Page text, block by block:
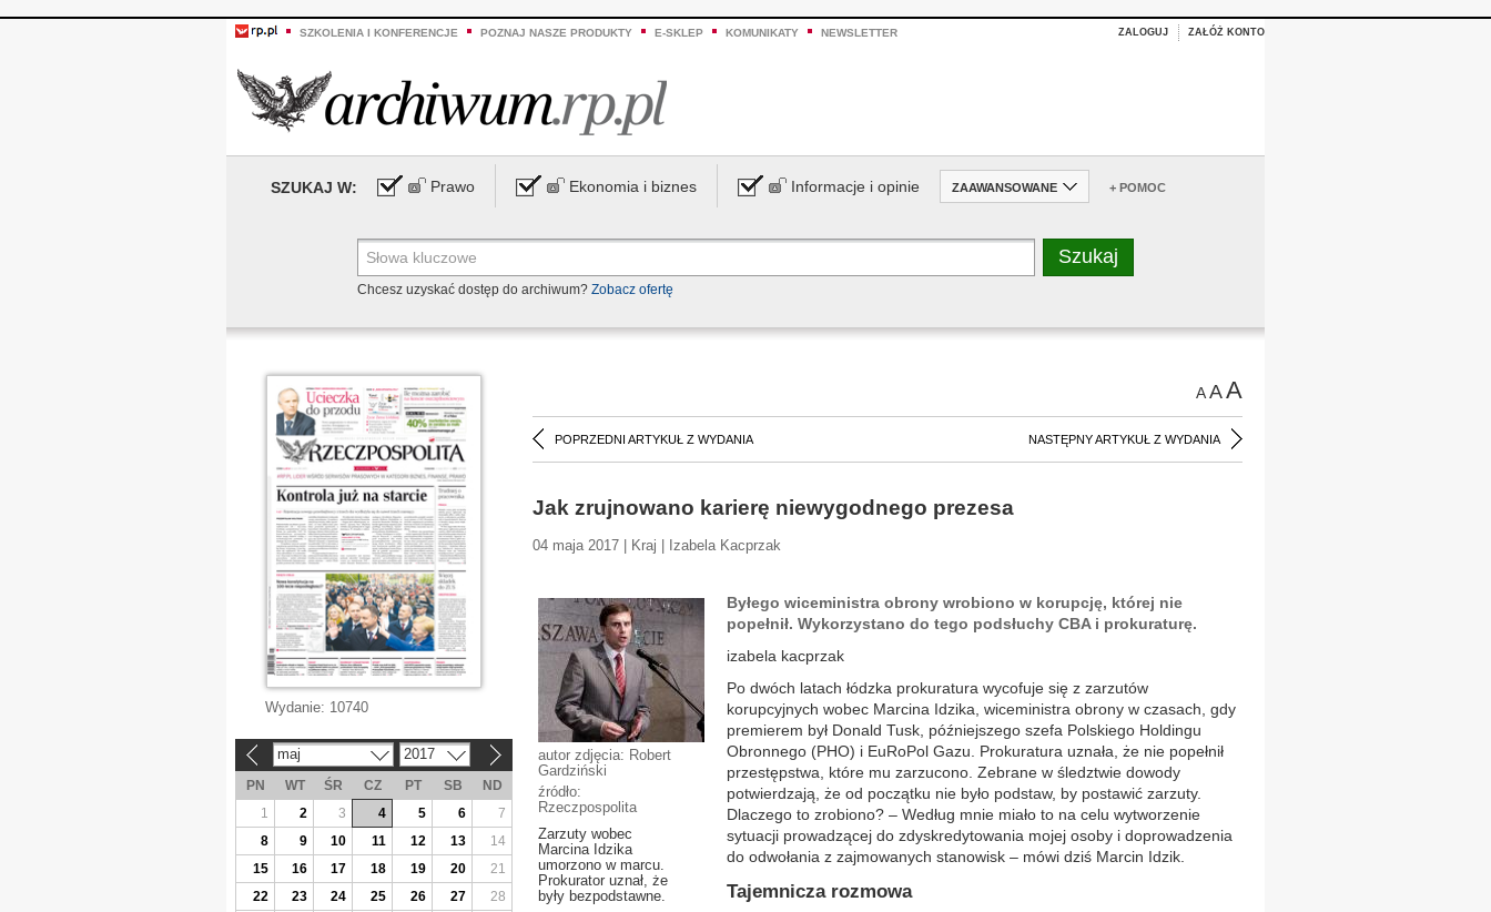
SZKOLENIA I KONFERENCJE POZNAJ NASZE PRODUKTY E-SKLEP KOMUNIKATY NEWSLETTER ZALOGUJ ZAŁÓŻ KONTO
SZUKAJ W: Prawo Ekonomia i biznes Informacje i opinie ZAAWANSOWANE + POMOC
Chcesz uzyskać dostęp do archiwum? Zobacz ofertę
AAA
POPRZEDNI ARTYKUŁ Z WYDANIA NASTĘPNY ARTYKUŁ Z WYDANIA
Jak zrujnowano karierę niewygodnego prezesa
04 maja 2017 | Kraj | Izabela Kacprzak
autor zdjęcia: Robert
Gardziński
źródło:
Rzeczpospolita
Zarzuty wobec
Marcina Idzika
umorzono w marcu.
Prokurator uznał, że
były bezpodstawne.
Byłego wiceministra obrony wrobiono w korupcję, której nie
popełnił. Wykorzystano do tego podsłuchy CBA i prokuraturę.
izabela kacprzak
Po dwóch latach łódzka prokuratura wycofuje się z zarzutów
korupcyjnych wobec Marcina Idzika, wiceministra obrony w czasach, gdy
premierem był Donald Tusk, późniejszego szefa Polskiego Holdingu
Obronnego (PHO) i EuRoPol Gazu. Prokuratura uznała, że nie popełnił
przestępstwa, które mu zarzucono. Zebrane w śledztwie dowody
potwierdzają, że od początku nie było podstaw, by postawić zarzuty.
Dlaczego to zrobiono? – Według mnie miało to na celu wytworzenie
sytuacji prowadzącej do zdyskredytowania mojej osoby i doprowadzenia
do odwołania z zajmowanych stanowisk – mówi dziś Marcin Idzik.
Tajemnicza rozmowa
Wydanie: 10740
maj 2017
PN WT ŚR CZ PT SB
ND
1
2 3 4 5 6
7
8
9 10 11 12 13
14
15
16 17 18 19 20
21
22
23 24 25 26 27
28